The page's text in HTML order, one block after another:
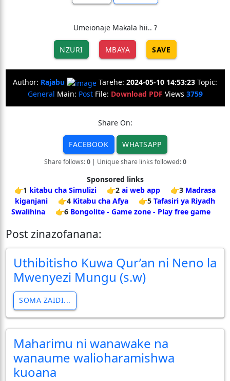
Umeionaje Makala hii.. ?
NZURI MBAYA SAVE
Author: Rajabu Tarehe: 2024-05-10 14:53:23 Topic:
General Main: PostFile: Download PDF Views 3759
Share On:
FACEBOOK WHATSAPP
Share follows:0| Unique share links followed:0
Sponsored links
👉1 kitabu cha Simulizi 👉2 ai web app 👉3 Madrasa
kiganjani
👉4 Kitabu cha Afya 👉5 Tafasiri ya Riyadh
Swalihina
👉6 Bongolite - Game zone - Play free game
Post zinazofanana:
Uthibitisho Kuwa Qur’an ni Neno la
Mwenyezi Mungu (s.w)
SOMA ZAIDI...
Maharimu ni wanawake na
wanaume walioharamishwa
kuoana